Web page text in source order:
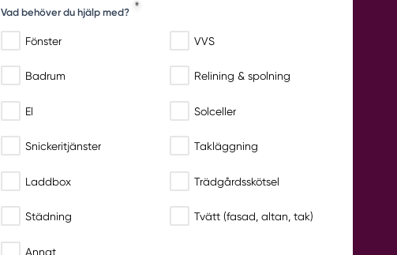
Vad behöver du hjälp med?
Fönster VVS
Badrum Relining & spolning
El Solceller
Snickeritjänster Takläggning
Laddbox Trädgårdsskötsel
Städning Tvätt (fasad, altan, tak)
Annat